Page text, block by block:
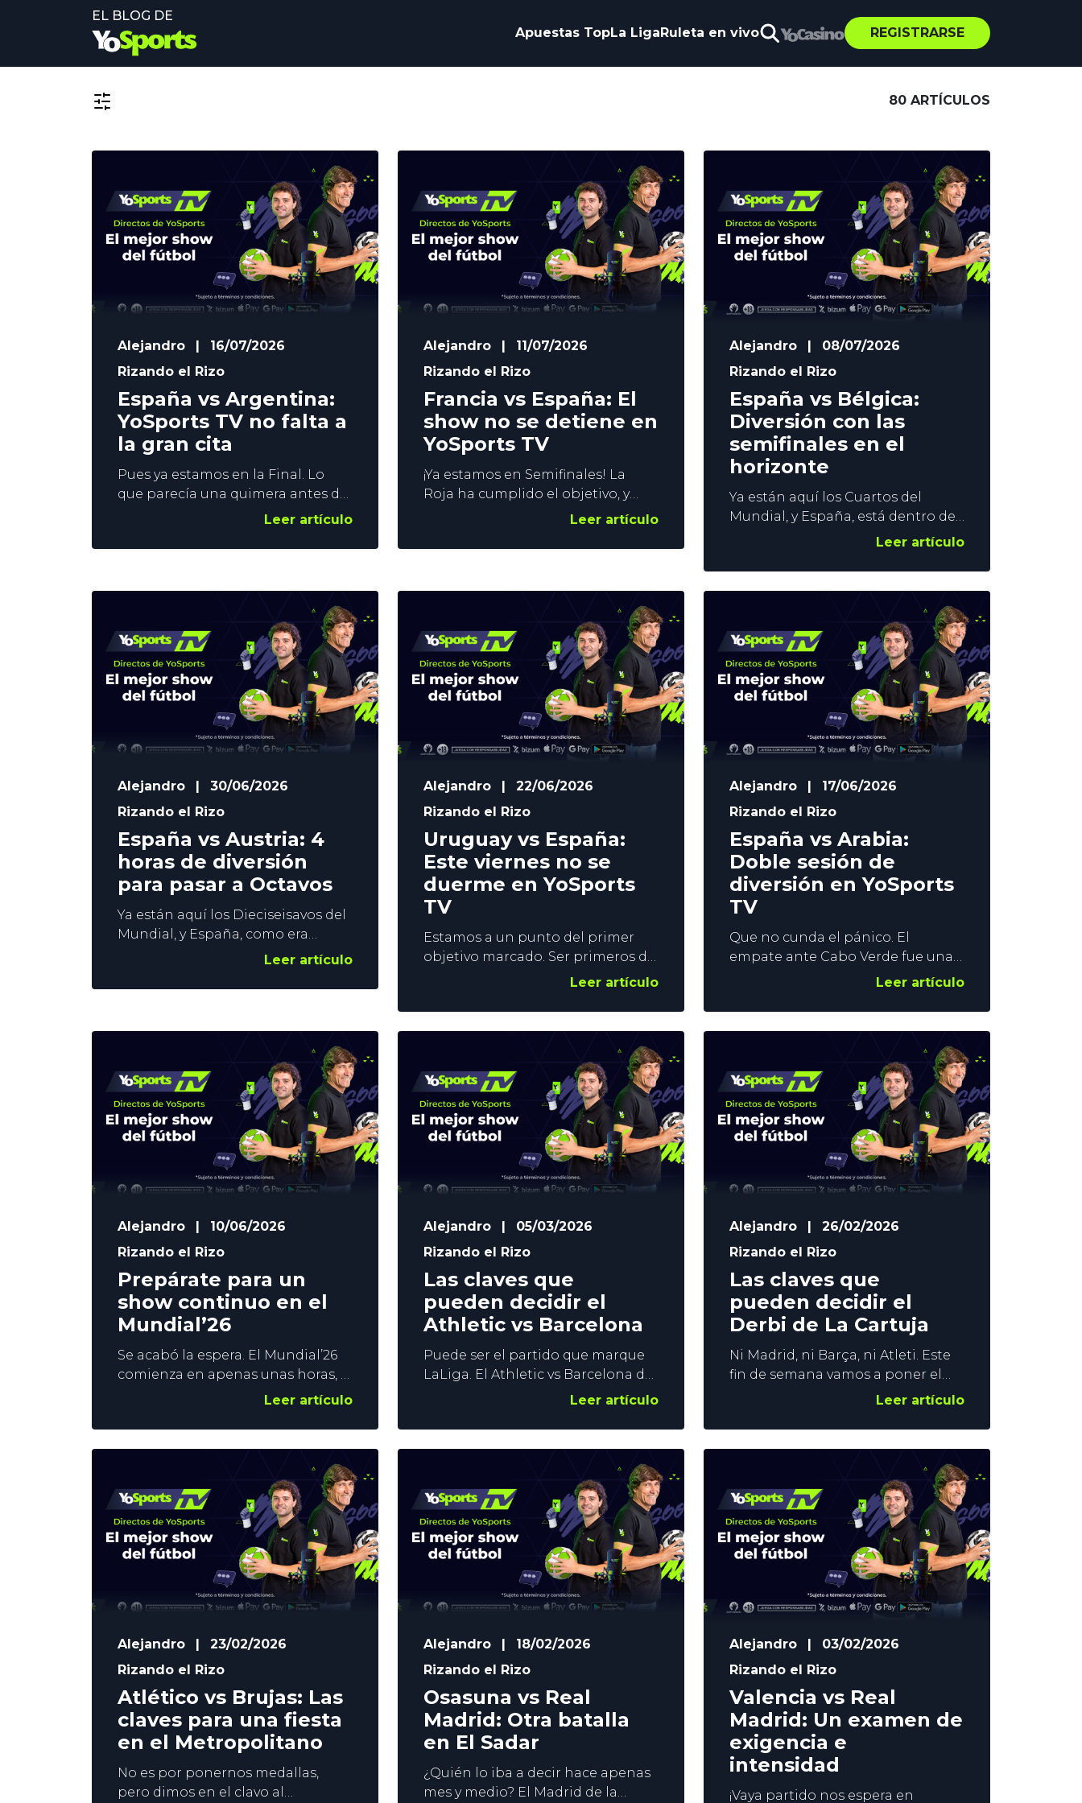
EL BLOG DE
Apuestas TopLa Liga Ruleta en vivo REGISTRARSE
80 ARTÍCULOS
Alejandro |
16/07/2026
Rizando el Rizo
España vs Argentina:
YoSports TV no falta a
la gran cita
Pues ya estamos en la Final. Lo
que parecía una quimera antes de
comenzar el campeonato, y casi
Cabo Verde, ha llegado. La Roja se
La Campeona de Europa, contra la
Finalissima que no se jugó, pero
que se jugará.
Leer artículo
Alejandro |
11/07/2026
Rizando el Rizo
Francia vs España: El
show no se detiene en
YoSports TV
¡Ya estamos en Semifinales! La
Roja ha cumplido el objetivo, y
estamos a 2 pasos de la Segunda
un duelo estelar ante ‘Les Bleus’.
pasada Eurocopa. En aquella
ocasión, logramos el triunfo, y en
YoSports TV estamos montando
un Show de 4 horas del
Leer artículo
Alejandro |
08/07/2026
Rizando el Rizo
España vs Bélgica:
Diversión con las
semifinales en el
horizonte
Ya están aquí los Cuartos del
Mundial, y España, está dentro de
los 16 elegidos. La Roja juega este
TV vamos a volcarnos con los de
Luis de la Fuente. Os proponemos
un maratón de 4 horas para el
España vs Bélgica. Contenido: Hay
que mantener el nivel
Leer artículo
Alejandro |
30/06/2026
Rizando el Rizo
España vs Austria: 4
horas de diversión
para pasar a Octavos
Ya están aquí los Dieciseisavos del
Mundial, y España, como era
previsible, está dentro de los 32
a las 21:00h. y en YoSports TV
de la Fuente. Os proponemos un
maratón de 4 horas para el España
vs Austria. Contenido: Prohibido
confiarse
Leer artículo
Alejandro |
22/06/2026
Rizando el Rizo
Uruguay vs España:
Este viernes no se
duerme en YoSports
TV
Estamos a un punto del primer
objetivo marcado. Ser primeros de
grupo y eludir a Argentina. La Roja
Arabia Saudí, y afronta la última
jornada del grupo con los deberes
casi hechos. En cualquier caso, el
Uruguay vs España sigue siendo
un partido crucial, y en YoSports
TV vamos a volcarnos
Leer artículo
Alejandro |
17/06/2026
Rizando el Rizo
España vs Arabia:
Doble sesión de
diversión en YoSports
TV
Que no cunda el pánico. El
empate ante Cabo Verde fue una
sorpresa muy desagradable, pero
grupo están intactas. Eso sí, La
Roja está obligada a ganar este
domingo si no quiere complicarse
el futuro en este Mundial. Así, el
España vs Arabia se ha convertido
en un duelo
Leer artículo
Alejandro |
10/06/2026
Rizando el Rizo
Prepárate para un
show continuo en el
Mundial’26
Se acabó la espera. El Mundial’26
comienza en apenas unas horas, y
todo está preparado para uno de
deportivo. Como siempre,
YoSports se vuelca con las grandes
citas y, además de lanzar cientos
de mercados para cada partido,
estamos preparando una oferta
de Streaming espectacular.
Contenido: Un equipo de estrellas
Leer artículo
Alejandro |
05/03/2026
Rizando el Rizo
Las claves que
pueden decidir el
Athletic vs Barcelona
Puede ser el partido que marque
LaLiga. El Athletic vs Barcelona de
este sábado se presenta como un
hay mucho en juego. Los leones
deben ganar para no alejarse aún
más de Europa, mientras que el
Barça busca dar un paso más
hacia el título liguero. En YoSports
analizamos
Leer artículo
Alejandro |
26/02/2026
Rizando el Rizo
Las claves que
pueden decidir el
Derbi de La Cartuja
Ni Madrid, ni Barça, ni Atleti. Este
fin de semana vamos a poner el
foco en el Betis vs Sevilla que se
Hay mucho en juego en el Derbi
de La Cartuja, y en YoSports
analizamos las claves que pueden
decidir un duelo en el que está en
juego
Leer artículo
Alejandro |
23/02/2026
Rizando el Rizo
Atlético vs Brujas: Las
claves para una fiesta
en el Metropolitano
No es por ponernos medallas,
pero dimos en el clavo al
Alejandro |
18/02/2026
Rizando el Rizo
Osasuna vs Real
Madrid: Otra batalla
en El Sadar
¿Quién lo iba a decir hace apenas
mes y medio? El Madrid de la
Alejandro |
03/02/2026
Rizando el Rizo
Valencia vs Real
Madrid: Un examen de
exigencia e
intensidad
¡Vaya partido nos espera en